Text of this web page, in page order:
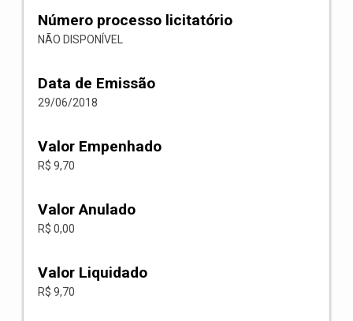
Número processo licitatório
NÃO DISPONÍVEL
Data de Emissão
29/06/2018
Valor Empenhado
R$ 9,70
Valor Anulado
R$ 0,00
Valor Liquidado
R$ 9,70